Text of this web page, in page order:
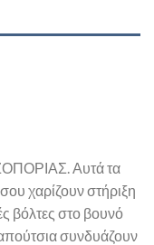
Αυτά τα
χαρίζουν στήριξη
βόλτες στο βουνό
συνδυάζουν